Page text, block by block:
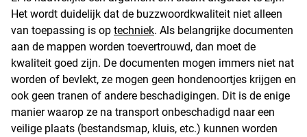
Het wordt duidelijk dat de buzzwoordkwaliteit niet alleen
van toepassing is op techniek. Als belangrijke documenten
aan de mappen worden toevertrouwd, dan moet de
kwaliteit goed zijn. De documenten mogen immers niet nat
worden of bevlekt, ze mogen geen hondenoortjes krijgen en
ook geen tranen of andere beschadigingen. Dit is de enige
manier waarop ze na transport onbeschadigd naar een
veilige plaats (bestandsmap, kluis, etc.) kunnen worden